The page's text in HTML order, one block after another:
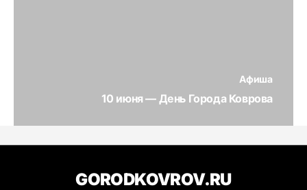
Афиша
10 июня — День Города Коврова
GORODKOVROV.RU